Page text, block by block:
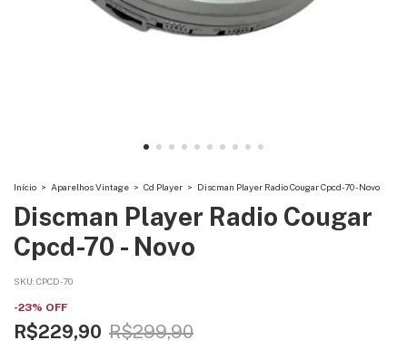
Início > Aparelhos Vintage > Cd Player > Discman Player Radio Cougar Cpcd-70 - Novo
Discman Player Radio Cougar
Cpcd-70 - Novo
SKU: CPCD-70
-23% OFF
R$229,90 R$299,90